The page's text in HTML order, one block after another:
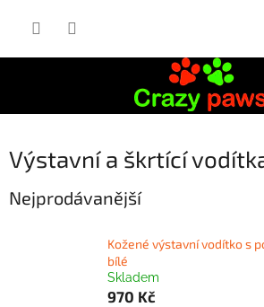
Výstavní a škrtící
Nejprodávanější
Kožené výstavní vodítko s
bílé
Skladem
970 Kč